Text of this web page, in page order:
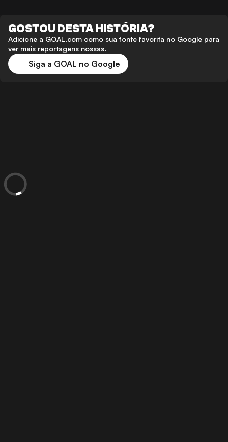
GOSTOU DESTA HISTÓRIA?
Adicione a GOAL.com como sua fonte favorita no Google para
ver mais reportagens nossas.
Siga a GOAL no Google